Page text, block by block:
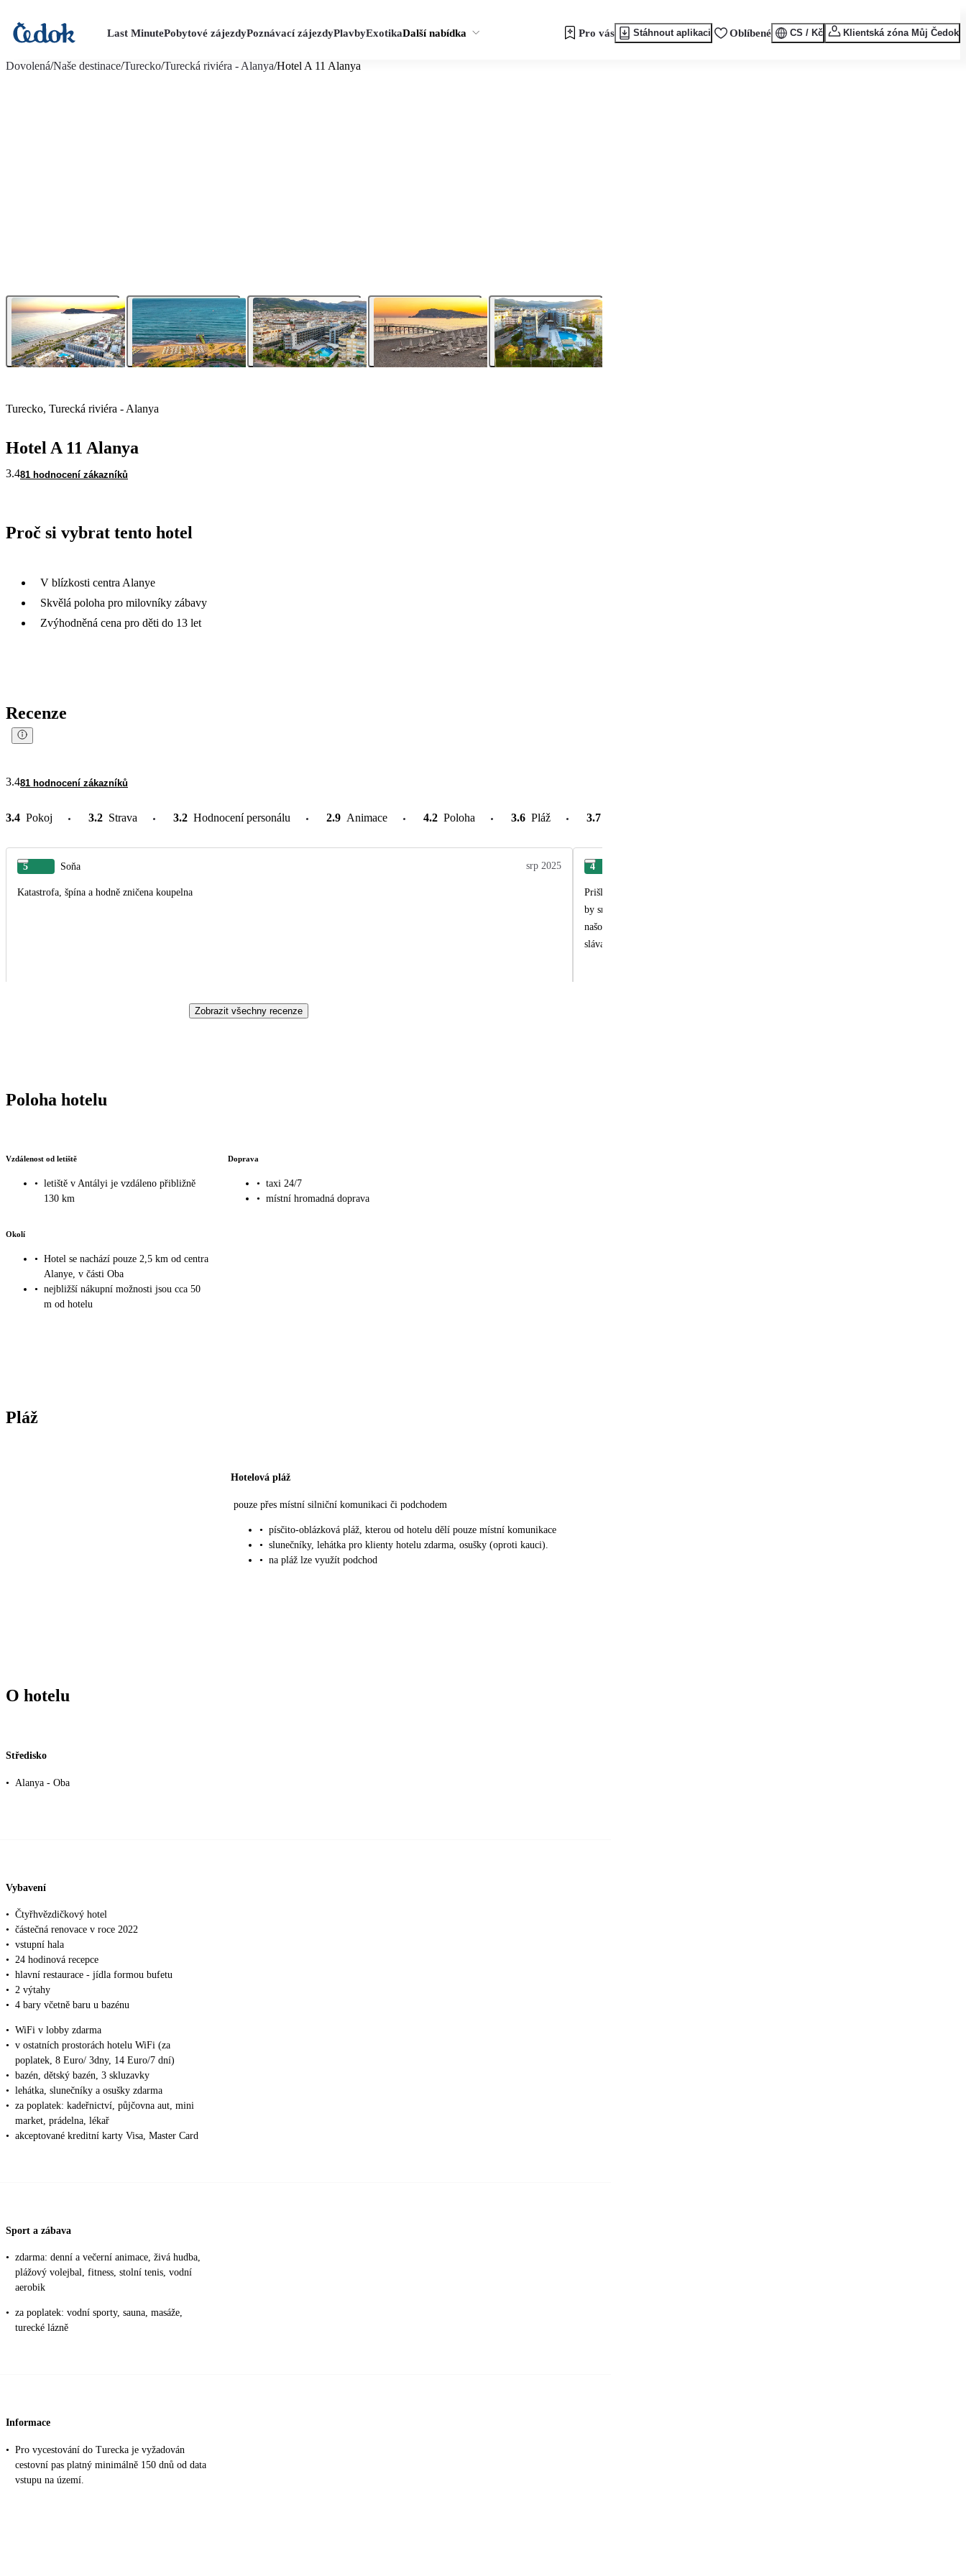
Last MinutePobytové zájezdyPoznávací zájezdyPlavbyExotikaDalší nabídka Pro vás Stáhnout aplikaci Oblíbené CS / Kč Klientská zóna Můj Čedok
Dovolená/Naše destinace/Turecko/Turecká riviéra - Alanya/Hotel A 11 Alanya
Turecko, Turecká riviéra - Alanya
Hotel A 11 Alanya
3.481 hodnocení zákazníků
Proč si vybrat tento hotel
V blízkosti centra Alanye
Skvělá poloha pro milovníky zábavy
Zvýhodněná cena pro děti do 13 let
Recenze
3.481 hodnocení zákazníků
3.4 Pokoj 3.2 Strava 3.2 Hodnocení personálu 2.9 Animace 4.2 Poloha 3.6 Pláž 3.7
5 Soňa srp 2025
Katastrofa, špína a hodně zničena koupelna
4
Prišli sme o dva dni dovolenky kvôli odletom, teda skôr naplánovaniu. Odlety boli teda aj
by sme teda naozaj nešli. Ďalšia zlá skúsenosť je jedlo. Všade ospevovaná Turecka kuchyňa (verím že to tak naozaj je) ale jedlo v
našom hoteli tomu absolútne neodpovedalo. Transfer z hotela o pól jednej ráno s malym
sláva.
Zobrazit všechny recenze
Poloha hotelu
Vzdálenost od letiště
• letiště v Antályi je vzdáleno přibližně
130 km
Doprava
• taxi 24/7
• místní hromadná doprava
Okolí
• Hotel se nachází pouze 2,5 km od centra
Alanye, v části Oba
• nejbližší nákupní možnosti jsou cca 50
m od hotelu
Pláž
Hotelová pláž
pouze přes místní silniční komunikaci či podchodem
• písčito-oblázková pláž, kterou od hotelu dělí pouze místní komunikace
• slunečníky, lehátka pro klienty hotelu zdarma, osušky (oproti kauci).
• na pláž lze využít podchod
O hotelu
Středisko
• Alanya - Oba
Vybavení
• Čtyřhvězdičkový hotel
• částečná renovace v roce 2022
• vstupní hala
• 24 hodinová recepce
• hlavní restaurace - jídla formou bufetu
• 2 výtahy
• 4 bary včetně baru u bazénu
• WiFi v lobby zdarma
• v ostatních prostorách hotelu WiFi (za
poplatek, 8 Euro/ 3dny, 14 Euro/7 dní)
• bazén, dětský bazén, 3 skluzavky
• lehátka, slunečníky a osušky zdarma
• za poplatek: kadeřnictví, půjčovna aut, mini
market, prádelna, lékař
• akceptované kreditní karty Visa, Master Card
Sport a zábava
• zdarma: denní a večerní animace, živá hudba,
plážový volejbal, fitness, stolní tenis, vodní
aerobik
• za poplatek: vodní sporty, sauna, masáže,
turecké lázně
Informace
• Pro vycestování do Turecka je vyžadován
cestovní pas platný minimálně 150 dnů od data
vstupu na území.